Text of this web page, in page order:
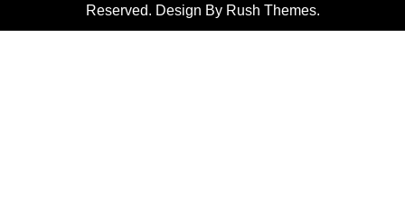
Reserved. Design By Rush Themes.